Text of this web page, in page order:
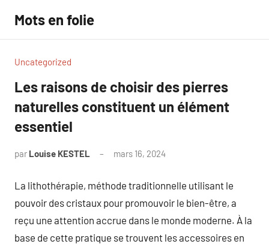
contenu
Mots en folie
Uncategorized
Les raisons de choisir des pierres
naturelles constituent un élément
essentiel
par Louise KESTEL mars 16, 2024
La lithothérapie, méthode traditionnelle utilisant le
pouvoir des cristaux pour promouvoir le bien-être, a
reçu une attention accrue dans le monde moderne. À la
base de cette pratique se trouvent les accessoires en